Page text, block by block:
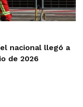
nacional llegó a
de 2026